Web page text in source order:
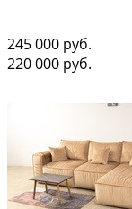
245 000 руб.
220 000 руб.